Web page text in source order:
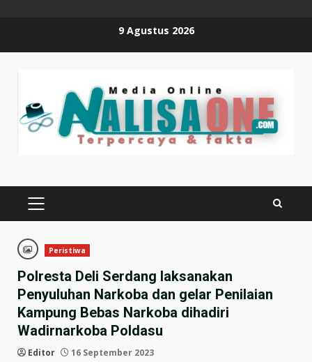
9 Agustus 2026
PRIMARY
Peristiwa
Polresta Deli Serdang laksanakan
Penyuluhan Narkoba dan gelar Penilaian
Kampung Bebas Narkoba dihadiri
Wadirnarkoba Poldasu
Editor 16 September 2023